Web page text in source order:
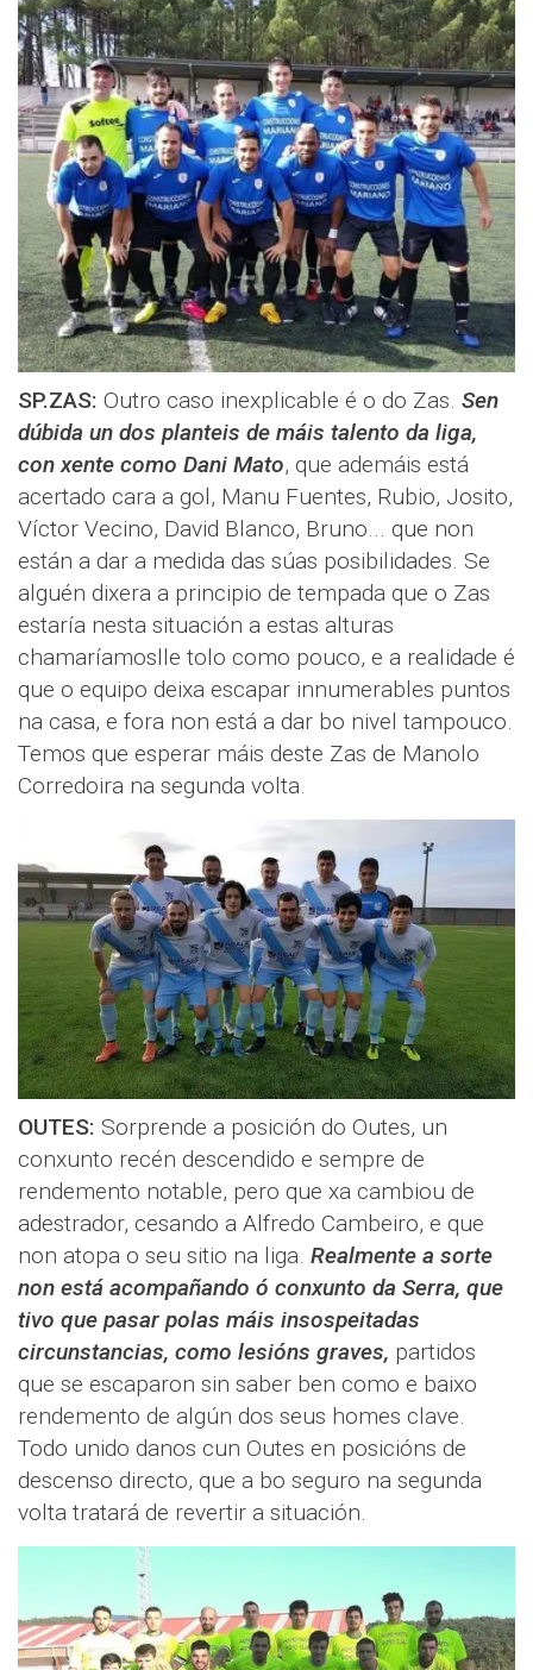
SP.ZAS: Outro caso inexplicable é o do Zas. Sen
dúbida un dos planteis de máis talento da liga,
con xente como Dani Mato, que ademáis está
acertado cara a gol, Manu Fuentes, Rubio, Josito,
Víctor Vecino, David Blanco, Bruno... que non
están a dar a medida das súas posibilidades. Se
alguén dixera a principio de tempada que o Zas
estaría nesta situación a estas alturas
chamaríamoslle tolo como pouco, e a realidade é
que o equipo deixa escapar innumerables puntos
na casa, e fora non está a dar bo nivel tampouco.
Temos que esperar máis deste Zas de Manolo
Corredoira na segunda volta.
OUTES: Sorprende a posición do Outes, un
conxunto recén descendido e sempre de
rendemento notable, pero que xa cambiou de
adestrador, cesando a Alfredo Cambeiro, e que
non atopa o seu sitio na liga. Realmente a sorte
non está acompañando ó conxunto da Serra, que
tivo que pasar polas máis insospeitadas
circunstancias, como lesións graves, partidos
que se escaparon sin saber ben como e baixo
rendemento de algún dos seus homes clave.
Todo unido danos cun Outes en posicións de
descenso directo, que a bo seguro na segunda
volta tratará de revertir a situación.